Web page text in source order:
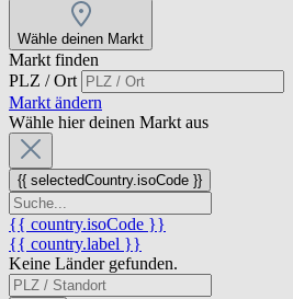
Wähle deinen Markt
Markt finden
PLZ / Ort
Markt ändern
Wähle hier deinen Markt aus
{{ selectedCountry.isoCode }}
{{ country.isoCode }}
{{ country.label }}
Keine Länder gefunden.